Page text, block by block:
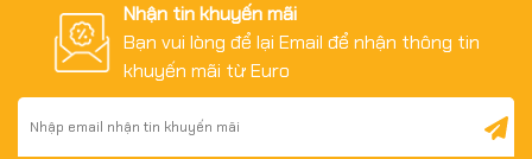
Nhận tin khuyến mãi
Bạn vui lòng để lại Email để nhận thông tin
khuyến mãi từ Euro